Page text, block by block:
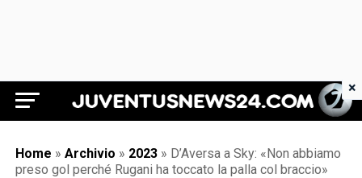
Juventus News 24
Home » Archivio » 2023 » D’Aversa a Sky: «Non abbiamo
preso gol perché Rugani ha toccato la palla col braccio»
×